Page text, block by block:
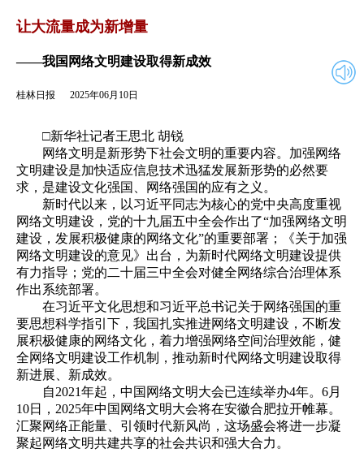
返回 2025年06月10日
让大流量成为新增量
——我国网络文明建设取得新成效
桂林日报 2025年06月10日
□新华社记者王思北 胡锐
网络文明是新形势下社会文明的重要内容。加强网络
文明建设是加快适应信息技术迅猛发展新形势的必然要
求，是建设文化强国、网络强国的应有之义。
新时代以来，以习近平同志为核心的党中央高度重视
网络文明建设，党的十九届五中全会作出了“加强网络文明
建设，发展积极健康的网络文化”的重要部署；《关于加强
网络文明建设的意见》出台，为新时代网络文明建设提供
有力指导；党的二十届三中全会对健全网络综合治理体系
作出系统部署。
在习近平文化思想和习近平总书记关于网络强国的重
要思想科学指引下，我国扎实推进网络文明建设，不断发
展积极健康的网络文化，着力增强网络空间治理效能，健
全网络文明建设工作机制，推动新时代网络文明建设取得
新进展、新成效。
自2021年起，中国网络文明大会已连续举办4年。6月
10日，2025年中国网络文明大会将在安徽合肥拉开帷幕。
汇聚网络正能量、引领时代新风尚，这场盛会将进一步凝
聚起网络文明共建共享的社会共识和强大合力。